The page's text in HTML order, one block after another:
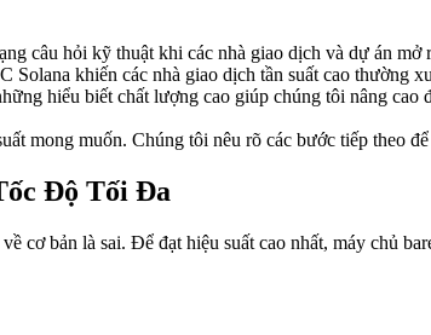
câu hỏi kỹ thuật khi các nhà giao dịch và dự án mở
khiến các nhà giao dịch tần suất cao thường
hiểu biết chất lượng cao giúp chúng tôi nâng
mong muốn. Chúng tôi nêu rõ các bước tiếp theo
Độ Tối Đa
cơ bản là sai. Để đạt hiệu suất cao nhất, máy chủ